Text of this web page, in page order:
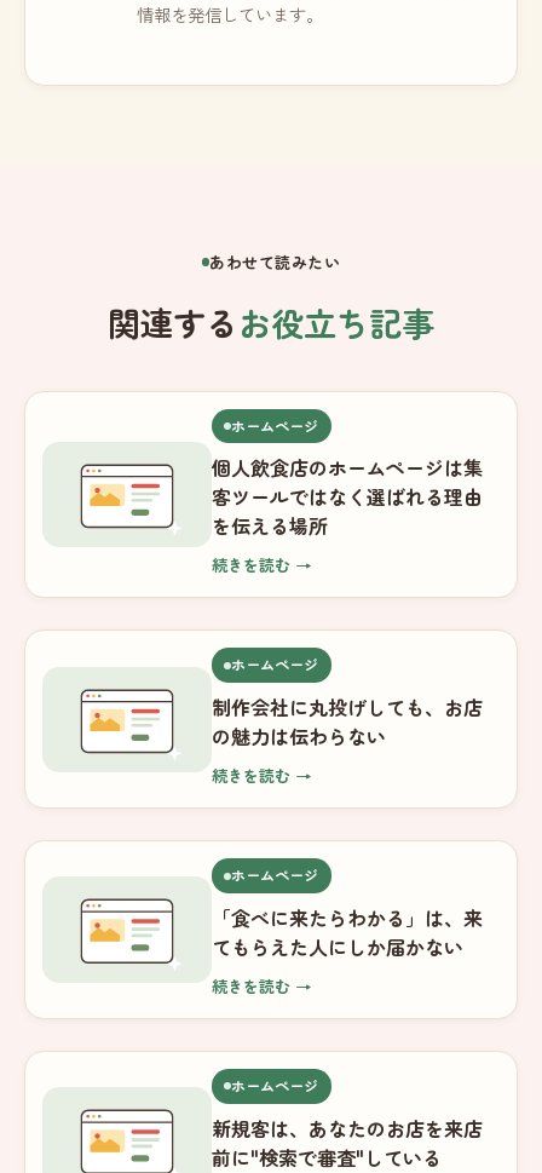
情報を発信しています。
あわせて読みたい
関連する お役立ち記事
ホームページ
個人飲食店のホームページは集
客ツールではなく選ばれる理由
を伝える場所
続きを読む →
ホームページ
制作会社に丸投げしても、お店
の魅力は伝わらない
続きを読む →
ホームページ
「食べに来たらわかる」は、来
てもらえた人にしか届かない
続きを読む →
ホームページ
新規客は、あなたのお店を来店
前に"検索で審査"している